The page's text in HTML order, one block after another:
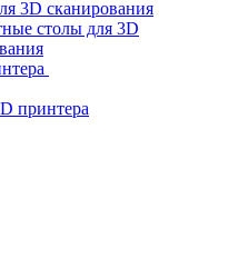
3D сканирования
столы для 3D
принтера